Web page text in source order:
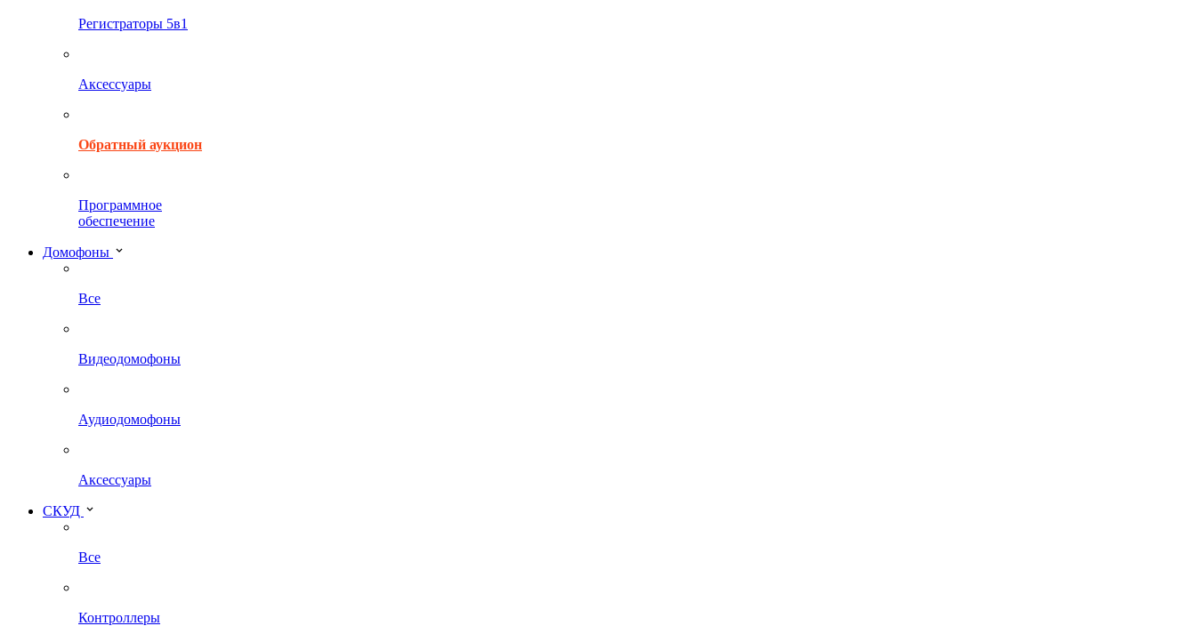
Регистраторы 5в1
Аксессуары
Обратный аукцион
Программное
обеспечение
Домофоны
Все
Видеодомофоны
Аудиодомофоны
Аксессуары
СКУД
Все
Контроллеры